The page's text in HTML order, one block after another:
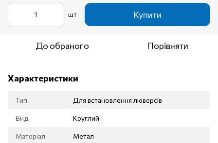
шт Купити
До обраного Порівняти
Характеристики
Тип Для встановлення люверсів
Вид Круглий
Матеріал Метал